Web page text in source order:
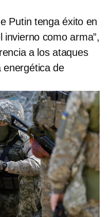
Putin tenga éxito en
como arma”,
a los ataques
energética de